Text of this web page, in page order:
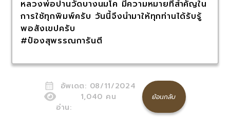
หลวงพ่อปานวัดบางนมโค มีความหมายที่สำคัญใน
การใช้ทุกพิมพ์ครับ วันนี้จึงนำมาให้ทุกท่านได้รับรู้
พอสังเขปครับ
#ป๋องสุพรรณการันตี
อัพเดต: 08/11/2024
อ่าน:
1,040 คน ย้อนกลับ